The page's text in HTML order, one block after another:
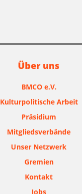
Über uns
BMCO e.V.
Kulturpolitische Arbeit
Präsidium
Mitgliedsverbände
Unser Netzwerk
Gremien
Kontakt
Jobs